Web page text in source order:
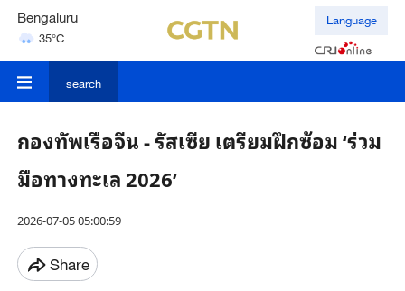
Bengaluru
35°C
Hyderabad
Language
search
กองทัพเรือจีน - รัสเซีย เตรียมฝึกซ้อม ‘ร่วม
มือทางทะเล 2026’
2026-07-05 05:00:59
Share